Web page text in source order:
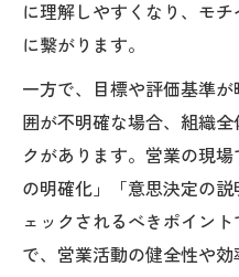
に理解しやすくなり、モ
に繋がります。
一方で、目標や評価基準
囲が不明確な場合、組織
クがあります。営業の現
の明確化」「意思決定の
ェックされるべきポイン
で、営業活動の健全性や効